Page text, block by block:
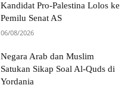
Kandidat Pro-Palestina Lolos ke
Pemilu Senat AS
06/08/2026
Negara Arab dan Muslim
Satukan Sikap Soal Al-Quds di
Yordania